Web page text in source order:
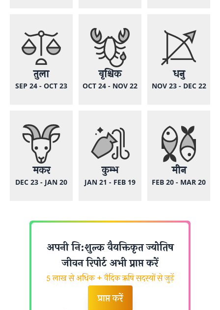
तुला
SEP 24 - OCT 23
वृश्चिक
OCT 24 - NOV 22
धनु
NOV 23 - DEC 22
मकर
DEC 23 - JAN 20
कुम्भ
JAN 21 - FEB 19
मीन
FEB 20 - MAR 20
अपनी नि:शुल्क वैयक्तिकृत ज्योतिष
जीवन रिपोर्ट अभी प्राप्त करें
5 लाख से अधिक + वैदिक ऋषि सदस्यों से जुड़ें
प्राप्त करें